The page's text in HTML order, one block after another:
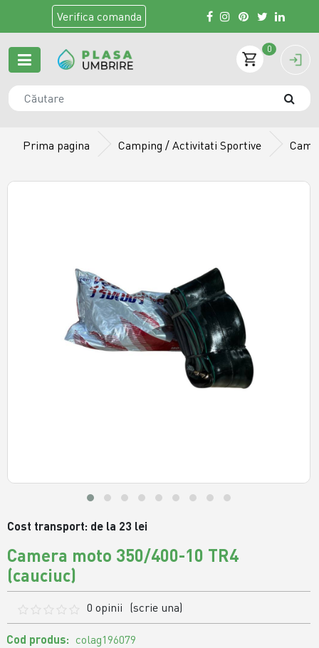
Verifica comanda
0
Prima pagina Camping / Activitati Sportive
Cost transport: de la 23 lei
Camera moto 350/400-10 TR4
(cauciuc)
0 opinii (scrie una)
Cod produs: colag196079